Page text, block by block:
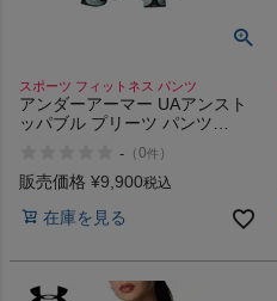
ビジネス
もっと見る
スポーツ フィットネス パンツ
アンダーアーマー UAアンスト
ッパブル プリーツ パンツ
Unstoppable Pleated Pants
- （0件 ）
販売価格 ¥9,900税込
在庫を見る